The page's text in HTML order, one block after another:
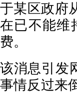
于某区政府
在已不能维
费。
该消息引发
事情反过来